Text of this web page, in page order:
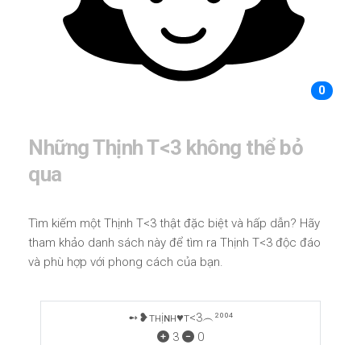
0
Những Thịnh T<3 không thể bỏ
qua
Tìm kiếm một Thịnh T<3 thật đặc biệt và hấp dẫn? Hãy
tham khảo danh sách này để tìm ra Thịnh T<3 độc đáo
và phù hợp với phong cách của bạn.
➻❥тнịɴн♥т<3︵²⁰⁰⁴
3
0